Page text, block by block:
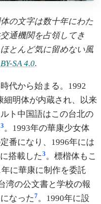
の文字は数十年にわた
通機関を占領してき
とんど気に留めない風
SA 4.0.
代から始まる。1992
細明体が内蔵され、以来
ト中国語はこの台北の
3。1993年の華康少女体
番になり、1996年には
搭載した3。標楷体もこ
に華康に制作を委託
湾の公文書と学校の報
なった7。1990年に設